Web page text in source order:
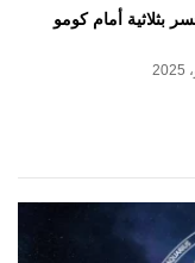
بثلاثية أمام كومو